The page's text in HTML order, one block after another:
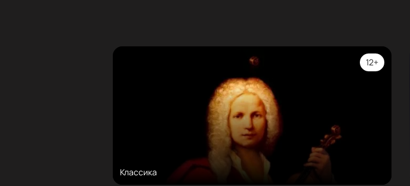
Классика
12+